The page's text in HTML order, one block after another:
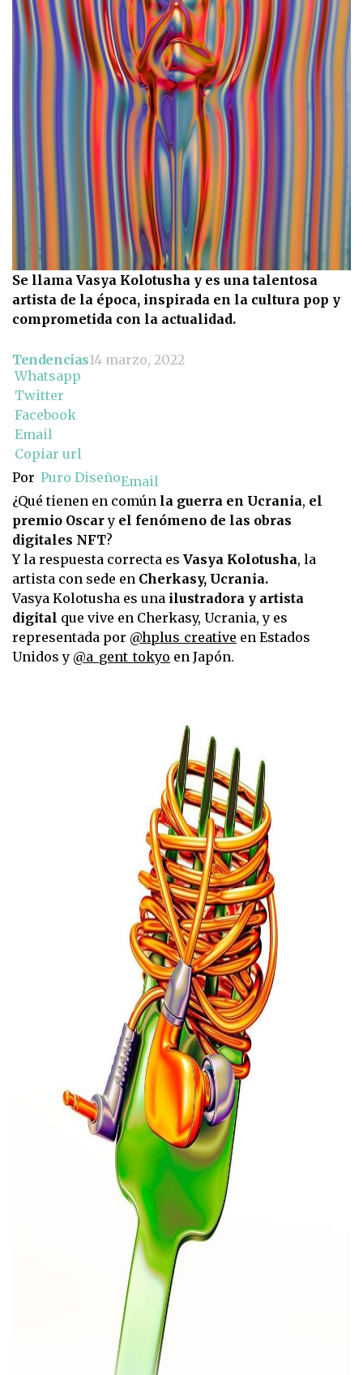
Se llama Vasya Kolotusha y es una talentosa
artista de la época, inspirada en la cultura pop y
comprometida con la actualidad.
Tendencias14 marzo, 2022
Whatsapp
Twitter
Facebook
Email
Copiar url
Por Puro DiseñoEmail
¿Qué tienen en común la guerra en Ucrania, el
premio Oscary el fenómeno de las obras
digitales NFT?
Y la respuesta correcta es Vasya Kolotusha, la
artista con sede en Cherkasy, Ucrania.
Vasya Kolotusha es una ilustradora y artista
digital que vive en Cherkasy, Ucrania, y es
representada por @hplus_creative en Estados
Unidos y @a_gent_tokyo en Japón.